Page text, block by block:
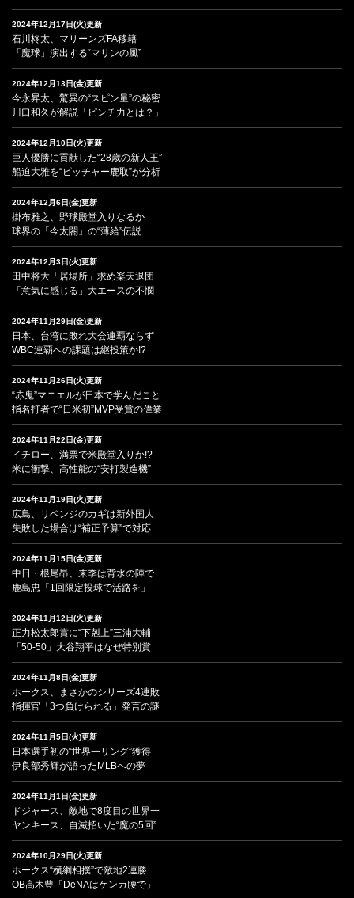
2024年12月17日(火)更新
石川柊太、マリーンズFA移籍
「魔球」演出する“マリンの風”
2024年12月13日(金)更新
今永昇太、驚異の“スピン量”の秘密
川口和久が解説「ピンチ力とは？」
2024年12月10日(火)更新
巨人優勝に貢献した“28歳の新人王”
船迫大雅を“ピッチャー鹿取”が分析
2024年12月6日(金)更新
掛布雅之、野球殿堂入りなるか
球界の「今太閤」の“薄給”伝説
2024年12月3日(火)更新
田中将大「居場所」求め楽天退団
「意気に感じる」大エースの不憫
2024年11月29日(金)更新
日本、台湾に敗れ大会連覇ならず
WBC連覇への課題は継投策か!?
2024年11月26日(火)更新
“赤鬼”マニエルが日本で学んだこと
指名打者で“日米初”MVP受賞の偉業
2024年11月22日(金)更新
イチロー、満票で米殿堂入りか!?
米に衝撃、高性能の“安打製造機”
2024年11月19日(火)更新
広島、リベンジのカギは新外国人
失敗した場合は“補正予算”で対応
2024年11月15日(金)更新
中日・根尾昂、来季は背水の陣で
鹿島忠「1回限定投球で活路を」
2024年11月12日(火)更新
正力松太郎賞に“下剋上”三浦大輔
「50-50」大谷翔平はなぜ特別賞
2024年11月8日(金)更新
ホークス、まさかのシリーズ4連敗
指揮官「3つ負けられる」発言の謎
2024年11月5日(火)更新
日本選手初の“世界一リング”獲得
伊良部秀輝が語ったMLBへの夢
2024年11月1日(金)更新
ドジャース、敵地で8度目の世界一
ヤンキース、自滅招いた“魔の5回”
2024年10月29日(火)更新
ホークス“横綱相撲”で敵地2連勝
OB高木豊「DeNAはケンカ腰で」